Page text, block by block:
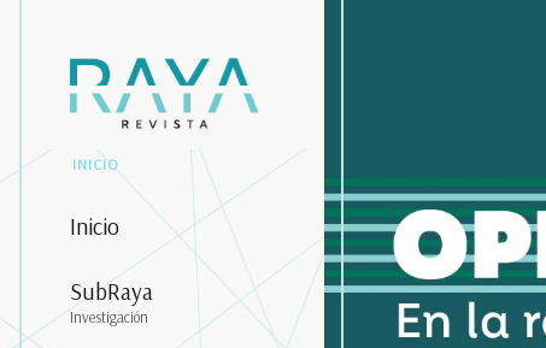
INICIO
Inicio
SubRaya
Investigación